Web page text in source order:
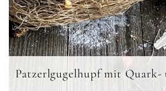
Patzerlgugelhupf mit